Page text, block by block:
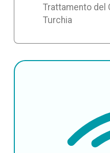
Trattamento del
Turchia